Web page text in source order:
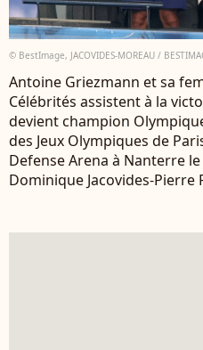
© BestImage, JACOVIDES-MOREAU /
Antoine Griezmann et sa
Célébrités assistent à la
devient champion
des Jeux Olympiques de
Defense Arena à Nanterre
Dominique Jacovides-